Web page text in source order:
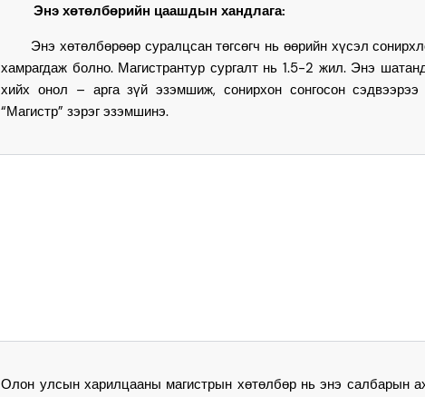
Энэ хөтөлбөрийн цаашдын хандлага:
Энэ хөтөлбөрөөр суралцсан төгсөгч нь өөрийн хүсэл
хамрагдаж болно. Магистрантур сургалт нь 1.5-2 жил. Энэ
хийх онол – арга зүй эзэмшиж, сонирхон сонгосон
“Магистр” зэрэг эзэмшинэ.
Олон улсын харилцааны магистрын хөтөлбөр нь энэ салбарын